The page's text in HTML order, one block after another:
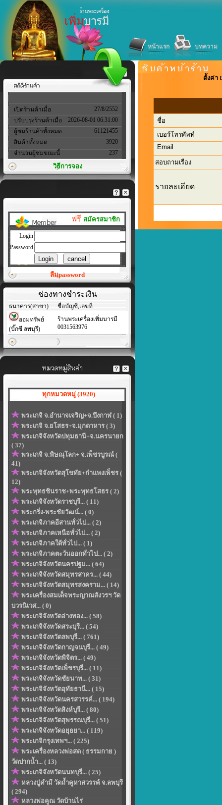
หน้าแรก บทความ
เปิดร้านค้าเมื่อ
27/8/2552
ปรับปรุงร้านค้าเมื่อ
2026-08-01 06:31:00
ผู้ชมร้านค้าทั้งหมด
61121455
สินค้าทั้งหมด
3920
จำนวนผู้ชมขณะนี้
237
วิธีการจอง
ฟรี สมัครสมาชิก
Login
Password
ลืมpassword
ช่องทางชำระเงิน
ธนาคาร(สาขา)
ชื่อบัญชี,เลขที่
ออมทรัพย์
(บิ๊กซี ลพบุรี)
ร้านพระเครื่องเพิ่มบารมี
0031563976
ทุกหมวดหมู่ (3920)
พระเกจิ จ.อำนาจเจริญ+จ.บึงกาฬ ( 1)
พระเกจิ จ.ยโสธร+จ.มุกดาหาร ( 3)
พระเกจิจังหวัดปทุมธานี+จ.นครนายก
( 37)
พระเกจิ จ.พิษณุโลก+ จ.เพ็ชรบูรณ์ (
41)
พระเกจิจังหวัดสุโขทัย+กำแพงเพ็ชร (
12)
พระพุทธชินราช+พระพุทธโสธร ( 2)
พระเกจิจังหวัดราชบุรี... ( 11)
พระกริ่ง-พระชัยวัฒน์... ( 0)
พระเกจิภาคอีสานทั่วไป... ( 2)
พระเกจิภาคเหนือทั่วไป... ( 2)
พระเกจิภาคใต้ทั่วไป... ( 1)
พระเกจิภาคตะวันออกทั่วไป... ( 2)
พระเกจิจังหวัดนครปฐม... ( 64)
พระเกจิจังหวัดสมุทรสาคร... ( 44)
พระเกจิจังหวัดสมุทรสงคราม... ( 14)
พระเครื่องสมเด็จพระญาณสังวรฯ วัด
บวรนิเวศ... ( 0)
พระเกจิจังหวัดอ่างทอง... ( 58)
พระเกจิจังหวัดสระบุรี... ( 54)
พระเกจิจังหวัดลพบุรี... ( 761)
พระเกจิจังหวัดกาญจนบุรี... ( 49)
พระเกจิจังหวัดพิจิตร... ( 49)
พระเกจิจังหวัดเพ็ชรบุรี... ( 11)
พระเกจิจังหวัดชัยนาท... ( 31)
พระเกจิจังหวัดอุทัยธานี... ( 15)
พระเกจิจังหวัดนครสวรรค์... ( 194)
พระเกจิจังหวัดสิงห์บุรี... ( 80)
พระเกจิจังหวัดสุพรรณบุรี... ( 51)
พระเกจิจังหวัดอยุธยา... ( 119)
พระเกจิกรุงเทพฯ... ( 225)
พระเครื่องหลวงพ่อสด ( ธรรมกาย )
วัดปากน้ำ... ( 13)
พระเกจิจังหวัดนนทบุรี... ( 25)
หลวงปู่คำมี วัดถ้ำคูหาสวรรค์ จ.ลพบุรี
( 294)
หลวงพ่อคูณ วัดบ้านไร่
ตั้งค่า
ชื่อ
เบอร์โทรศัพท์
Email
สอบถามเรื่อง
รายละเอียด